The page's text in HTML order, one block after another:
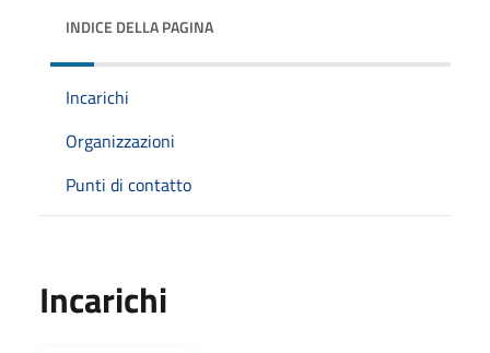
INDICE DELLA PAGINA
Incarichi
Organizzazioni
Punti di contatto
Incarichi